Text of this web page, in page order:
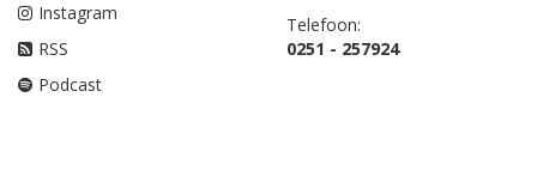
Instagram
RSS
Podcast
Telefoon:
0251 - 257924